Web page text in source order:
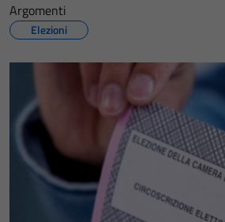
Argomenti
Elezioni